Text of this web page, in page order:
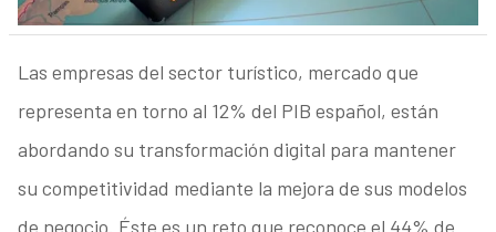
Las empresas del sector turístico, mercado que
representa en torno al 12% del PIB español, están
abordando su transformación digital para mantener
su competitividad mediante la mejora de sus modelos
de negocio. Éste es un reto que reconoce el 44% de